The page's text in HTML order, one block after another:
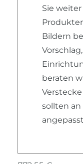
Sie
Bildern
beraten
sollten an